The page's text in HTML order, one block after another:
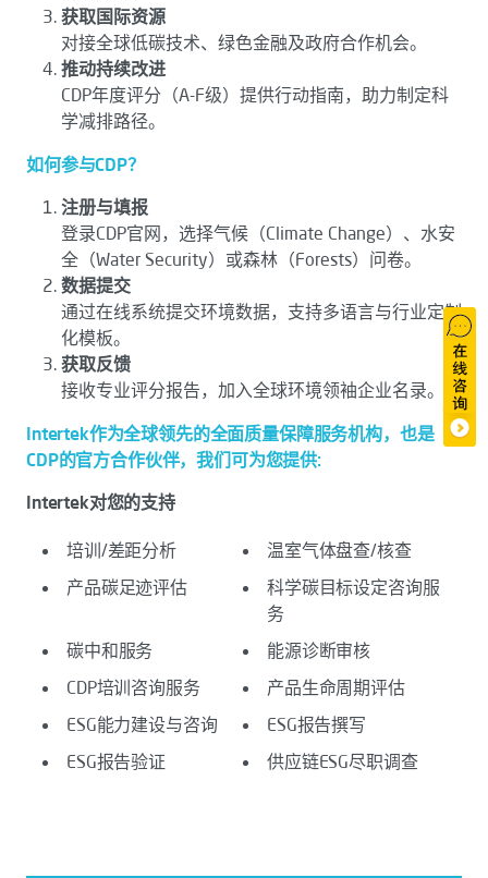
获取国际资源
对接全球低碳技术、绿色金融及政府合作机会。
推动持续改进
CDP年度评分（A-F级）提供行动指南，助力制定科
学减排路径。
如何参与CDP？
注册与填报
登录CDP官网，选择气候（Climate Change）、水安
全（Water Security）或森林（Forests）问卷。
数据提交
通过在线系统提交环境数据，支持多语言与行业定制
化模板。
获取反馈
接收专业评分报告，加入全球环境领袖企业名录。
Intertek作为全球领先的全面质量保障服务机构，也是
CDP的官方合作伙伴，我们可为您提供:
Intertek对您的支持
培训/差距分析
温室气体盘查/核查
产品碳足迹评估
科学碳目标设定咨询服
务
碳中和服务
能源诊断审核
CDP培训咨询服务
产品生命周期评估
ESG能力建设与咨询
ESG报告撰写
ESG报告验证
供应链ESG尽职调查